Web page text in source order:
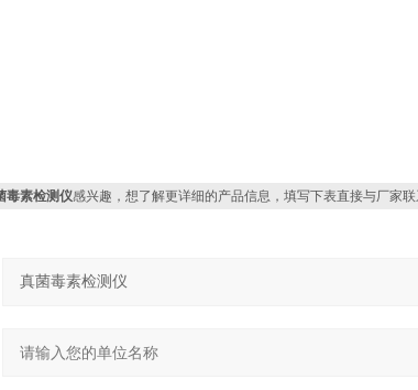
毒素检测仪感兴趣，想了解更详细的产品信息，填写下表直接与厂家